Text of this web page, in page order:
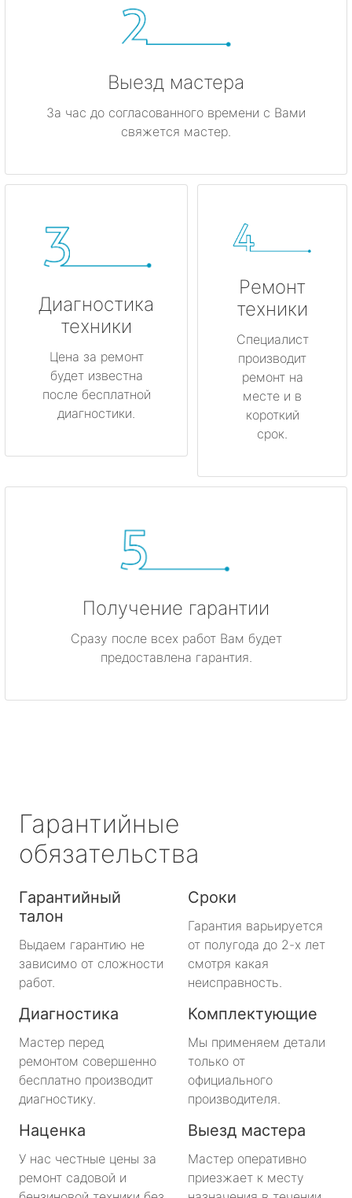
Выезд мастера
За час до согласованного времени с Вами
свяжется мастер.
Диагностика
техники
Цена за ремонт
будет известна
после бесплатной
диагностики.
Ремонт
техники
Специалист
производит
ремонт на
месте и в
короткий
срок.
Получение гарантии
Сразу после всех работ Вам будет
предоставлена гарантия.
Гарантийные
обязательства
Гарантийный
талон
Выдаем гарантию не
зависимо от сложности
работ.
Сроки
Гарантия варьируется
от полугода до 2-х лет
смотря какая
неисправность.
Диагностика
Мастер перед
ремонтом совершенно
бесплатно производит
диагностику.
Комплектующие
Мы применяем детали
только от
официального
производителя.
Наценка
У нас честные цены за
ремонт садовой и
Выезд мастера
Мастер оперативно
приезжает к месту